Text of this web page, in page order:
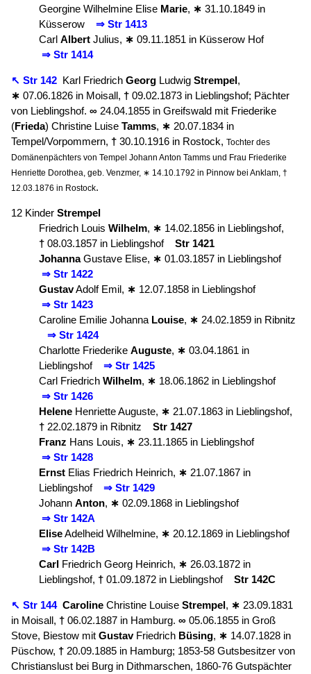
Georgine Wilhelmine Elise Marie, ∗ 31.10.1849 in
Küsserow
⇒ Str 1413
Carl Albert Julius, ∗ 09.11.1851 in Küsserow Hof
⇒ Str 1414
↖ Str 142 Karl Friedrich Georg Ludwig Strempel,
∗ 07.06.1826 in Moisall, † 09.02.1873 in Lieblingshof; Pächter
von Lieblingshof. ∞ 24.04.1855 in Greifswald mit Friederike
(Frieda) Christine Luise Tamms, ∗ 20.07.1834 in
Tempel/Vorpommern, † 30.10.1916 in Rostock, Tochter des
Domänenpächters von Tempel Johann Anton Tamms und Frau Friederike
Henriette Dorothea, geb. Venzmer, ∗ 14.10.1792 in Pinnow bei Anklam, †
12.03.1876 in Rostock.
12 Kinder Strempel
Friedrich Louis Wilhelm, ∗ 14.02.1856 in Lieblingshof,
† 08.03.1857 in Lieblingshof Str 1421
JohannaGustave Elise, ∗ 01.03.1857 in Lieblingshof
⇒ Str 1422
GustavAdolf Emil, ∗ 12.07.1858 in Lieblingshof
⇒ Str 1423
Caroline Emilie Johanna Louise, ∗ 24.02.1859 in Ribnitz
⇒ Str 1424
Charlotte Friederike Auguste, ∗ 03.04.1861 in
Lieblingshof
⇒ Str 1425
Carl Friedrich Wilhelm, ∗ 18.06.1862 in Lieblingshof
⇒ Str 1426
Helene Henriette Auguste, ∗ 21.07.1863 in Lieblingshof,
† 22.02.1879 in Ribnitz Str 1427
Franz Hans Louis, ∗ 23.11.1865 in Lieblingshof
⇒ Str 1428
Ernst Elias Friedrich Heinrich, ∗ 21.07.1867 in
Lieblingshof
⇒ Str 1429
Johann Anton, ∗ 02.09.1868 in Lieblingshof
⇒ Str 142A
EliseAdelheid Wilhelmine, ∗ 20.12.1869 in Lieblingshof
⇒ Str 142B
Carl Friedrich Georg Heinrich, ∗ 26.03.1872 in
Lieblingshof, † 01.09.1872 in Lieblingshof Str 142C
↖ Str 144 Caroline Christine Louise Strempel, ∗ 23.09.1831
in Moisall, † 06.02.1887 in Hamburg. ∞ 05.06.1855 in Groß
Stove, Biestow mit GustavFriedrich Büsing, ∗ 14.07.1828 in
Püschow, † 20.09.1885 in Hamburg; 1853-58 Gutsbesitzer von
Christianslust bei Burg in Dithmarschen, 1860-76 Gutspächter